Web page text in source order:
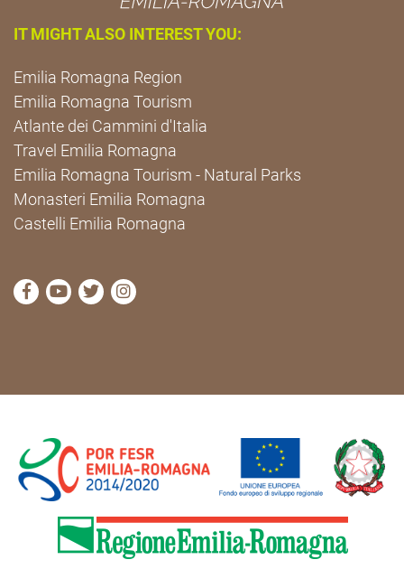
IT MIGHT ALSO INTEREST YOU:
Emilia Romagna Region
Emilia Romagna Tourism
Atlante dei Cammini d'Italia
Travel Emilia Romagna
Emilia Romagna Tourism - Natural Parks
Monasteri Emilia Romagna
Castelli Emilia Romagna
visit Cammini Emilia-Romagna Facebook profile
visit Cammini Emilia-Romagna YouTube profile
visit Cammini Emilia-Romagna Twitter
visit Cammini Emilia-Romagna